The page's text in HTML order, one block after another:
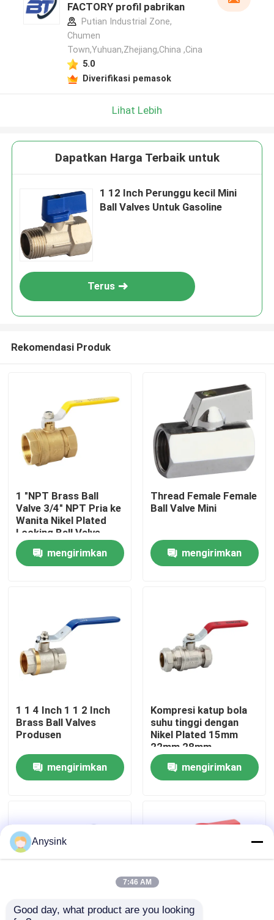
Rumah
Video
Wisata pabrik
Kontrol kualitas
Quote request suatu
Klep Perunggu
FACTORY profil pabrikan
Putian Industrial Zone,
Chumen
Town,Yuhuan,Zhejiang,China ,Cina
5.0
Diverifikasi pemasok
Lihat Lebih
Dapatkan Harga Terbaik untuk
1 12 Inch Perunggu kecil Mini
Ball Valves Untuk Gasoline
Terus
Rekomendasi Produk
1 "NPT Brass Ball
Valve 3/4" NPT Pria ke
Wanita Nikel Plated
Locking Ball Valve
mengirimkan
Thread Female Female
Ball Valve Mini
mengirimkan
1 1 4 Inch 1 1 2 Inch
Brass Ball Valves
Produsen
mengirimkan
Kompresi katup bola
suhu tinggi dengan
Nikel Plated 15mm
22mm 28mm
mengirimkan
Anysink
7:46 AM
Good day, what product are you looking